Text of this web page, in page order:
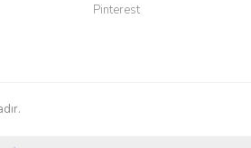
Pinterest